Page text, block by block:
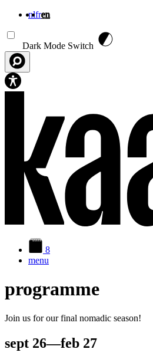
nlfren
Dark Mode Switch
8
menu
programme
Join us for our final nomadic season!
sept 26—feb 27